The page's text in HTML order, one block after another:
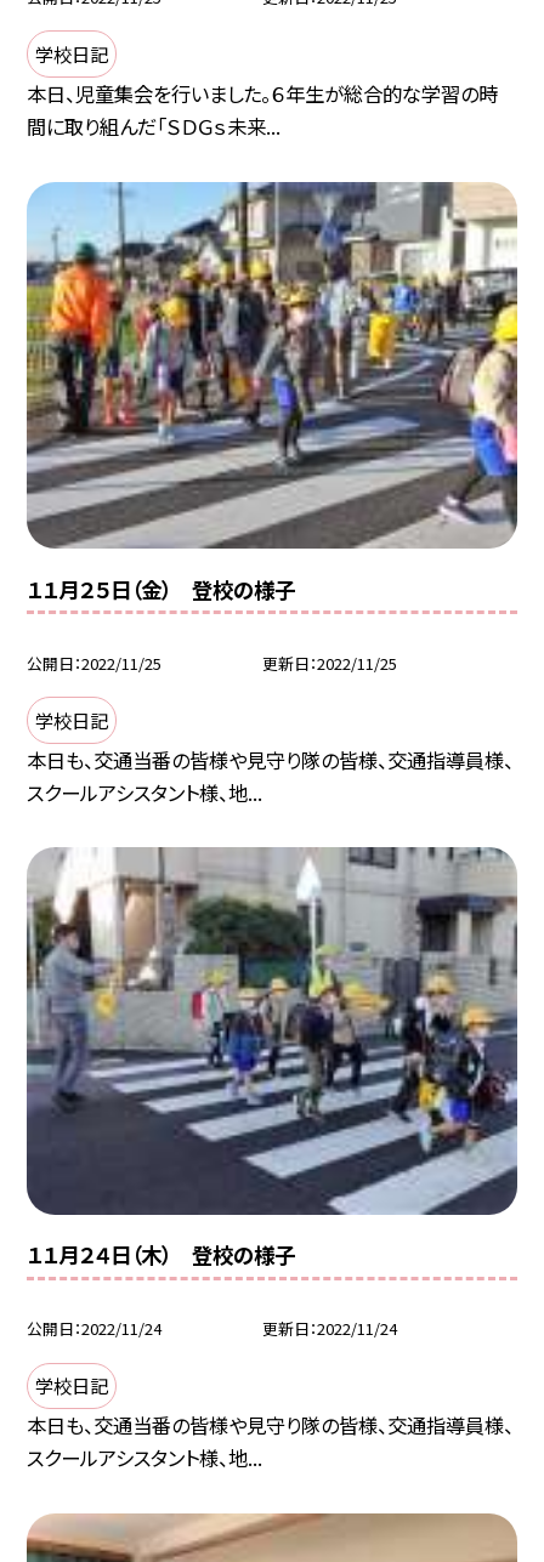
学校日記
本日、児童集会を行いました。６年生が総合的な学習の時
間に取り組んだ「ＳＤＧｓ未来...
１１月２５日（金） 登校の様子
公開日 2022/11/25 更新日 2022/11/25
学校日記
本日も、交通当番の皆様や見守り隊の皆様、交通指導員様、
スクールアシスタント様、地...
１１月２４日（木） 登校の様子
公開日 2022/11/24 更新日 2022/11/24
学校日記
本日も、交通当番の皆様や見守り隊の皆様、交通指導員様、
スクールアシスタント様、地...